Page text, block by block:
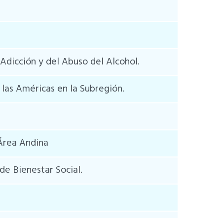
y del Abuso del Alcohol.
Américas en la Subregión.
Andina
Bienestar Social.